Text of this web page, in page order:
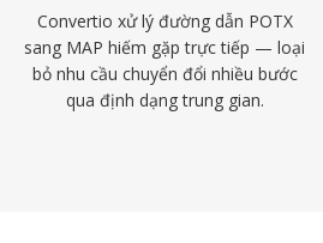
Convertio xử lý đường dẫn POTX
sang MAP hiếm gặp trực tiếp — loại
bỏ nhu cầu chuyển đổi nhiều bước
qua định dạng trung gian.